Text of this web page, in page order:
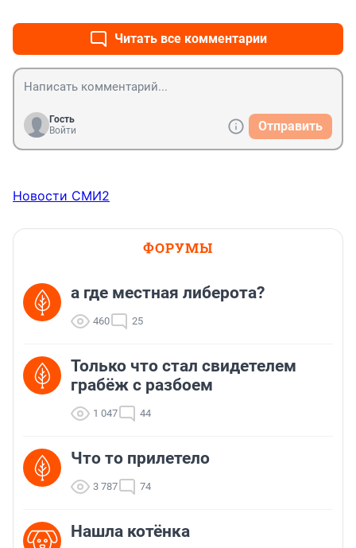
Читать все комментарии
Гость
Войти
Отправить
Новости СМИ2
ФОРУМЫ
а где местная либерота?
460 25
Только что стал свидетелем
грабёж с разбоем
1 047 44
Что то прилетело
3 787 74
Нашла котёнка